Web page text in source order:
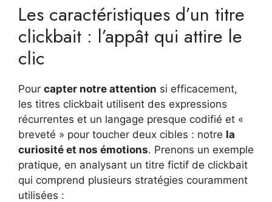
Les caractéristiques d’un titre
clickbait : l’appât qui attire le
clic
Pour capter notre attention si efficacement,
les titres clickbait utilisent des expressions
récurrentes et un langage presque codifié et «
breveté » pour toucher deux cibles : notre la
curiosité et nos émotions. Prenons un exemple
pratique, en analysant un titre fictif de clickbait
qui comprend plusieurs stratégies couramment
utilisées :